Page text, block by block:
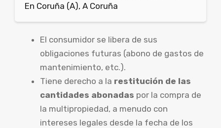
En Coruña (A), A Coruña
El consumidor se libera de sus
obligaciones futuras (abono de gastos de
mantenimiento, etc.).
Tiene derecho a la restitución de las
cantidades abonadas por la compra de
la multipropiedad, a menudo con
intereses legales desde la fecha de los